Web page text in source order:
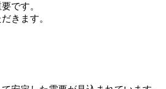
です。
きます。